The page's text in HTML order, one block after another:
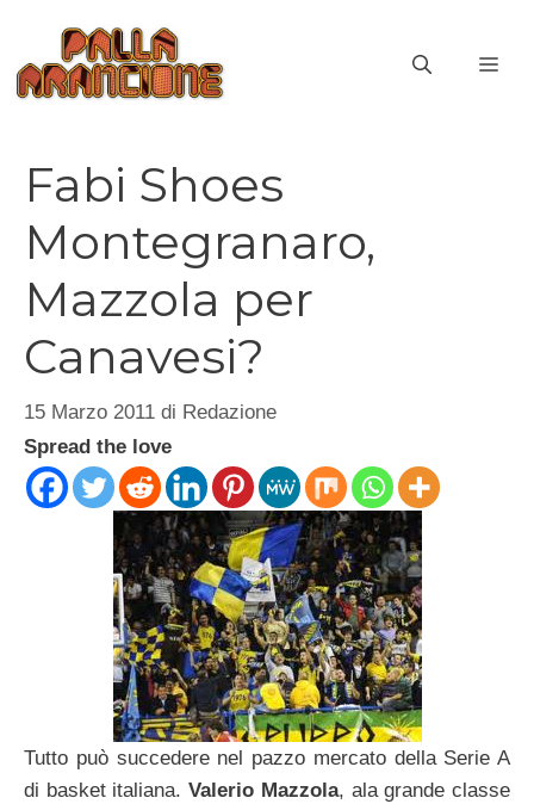
contenuto
Fabi Shoes
Montegranaro,
Mazzola per
Canavesi?
15 Marzo 2011 di Redazione
Spread the love
Tutto può succedere nel pazzo mercato della Serie A
di basket italiana.Valerio Mazzola, ala grande classe